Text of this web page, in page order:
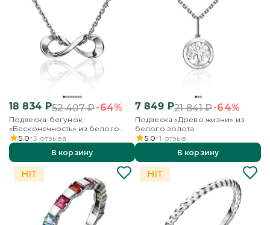
18 834₽52 407₽-64%
Подвеска-бегунок
«Бесконечность» из белого
золота
5.0 3 отзыва
В корзину
7 849₽21 841₽-64%
Подвеска «Древо жизни» из
белого золота
5.0 1 отзыв
В корзину